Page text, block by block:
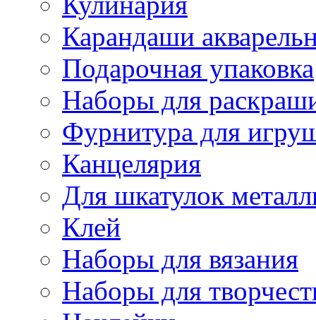
Карандаши
Подарочная упаковка
Наборы для
Фурнитура для
Канцелярия
Для шкатулок
Клей
Наборы для вязания
Наборы для